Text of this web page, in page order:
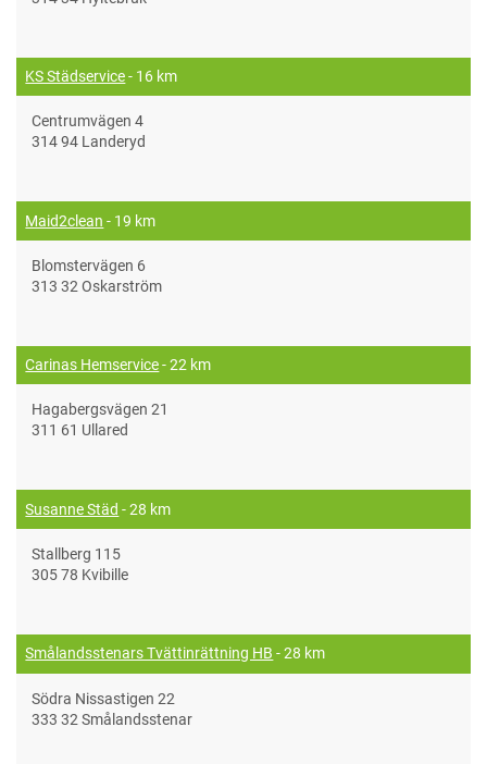
KS Städservice- 16 km
Centrumvägen 4
314 94 Landeryd
Maid2clean - 19 km
Blomstervägen 6
313 32 Oskarström
Carinas Hemservice- 22 km
Hagabergsvägen 21
311 61 Ullared
Susanne Städ - 28 km
Stallberg 115
305 78 Kvibille
Smålandsstenars Tvättinrättning HB - 28 km
Södra Nissastigen 22
333 32 Smålandsstenar